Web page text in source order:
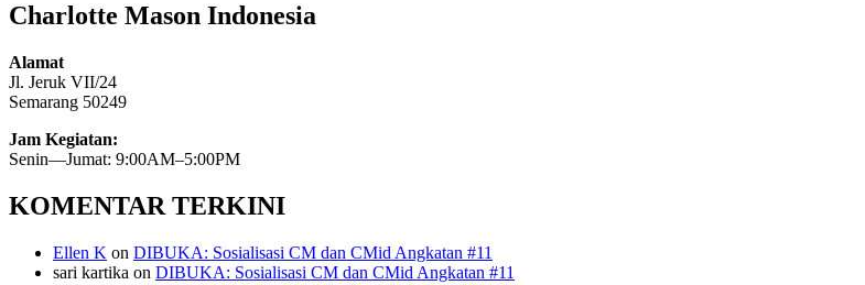
Charlotte Mason Indonesia
Alamat
Jl. Jeruk VII/24
Semarang 50249
Jam Kegiatan:
Senin—Jumat: 9:00AM–5:00PM
KOMENTAR TERKINI
Ellen K on DIBUKA: Sosialisasi CM dan CMid Angkatan #11
sari kartika on DIBUKA: Sosialisasi CM dan CMid Angkatan #11